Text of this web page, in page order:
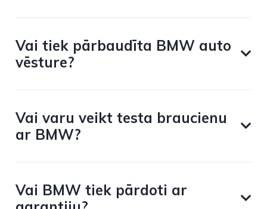
Vai tiek pārbaudīta BMW auto
vēsture?
Vai varu veikt testa braucienu
ar BMW?
Vai BMW tiek pārdoti ar